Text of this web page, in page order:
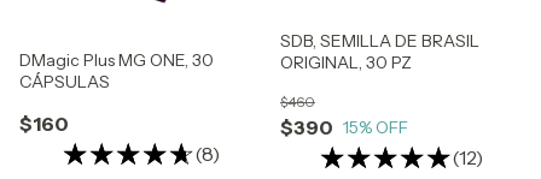
DMagic Plus MG ONE, 30
CÁPSULAS
$160
(8)
SDB, SEMILLA DE BRASIL
ORIGINAL, 30 PZ
$390
$460
15% OFF
(12)